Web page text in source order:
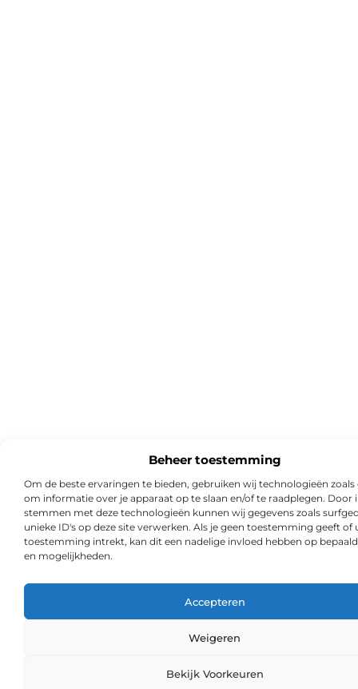
Beheer toestemming
Om de beste ervaringen te bieden, gebruiken wij technologieën zoals
om informatie over je apparaat op te slaan en/of te raadplegen. Door
stemmen met deze technologieën kunnen wij gegevens zoals
unieke ID's op deze site verwerken. Als je geen toestemming geeft of
toestemming intrekt, kan dit een nadelige invloed hebben op
en mogelijkheden.
Accepteren
Weigeren
Bekijk Voorkeuren